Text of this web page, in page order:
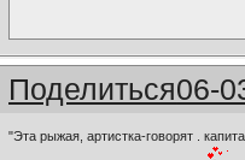
Поделиться06-
"Эта рыжая, артистка-говорят .